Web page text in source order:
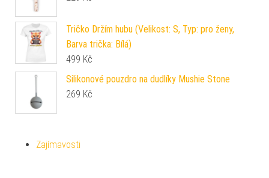
Tričko Držím hubu (Velikost: S, Typ: pro ženy,
Barva trička: Bílá)
499 Kč
Silikonové pouzdro na dudlíky Mushie Stone
269 Kč
Zajímavosti